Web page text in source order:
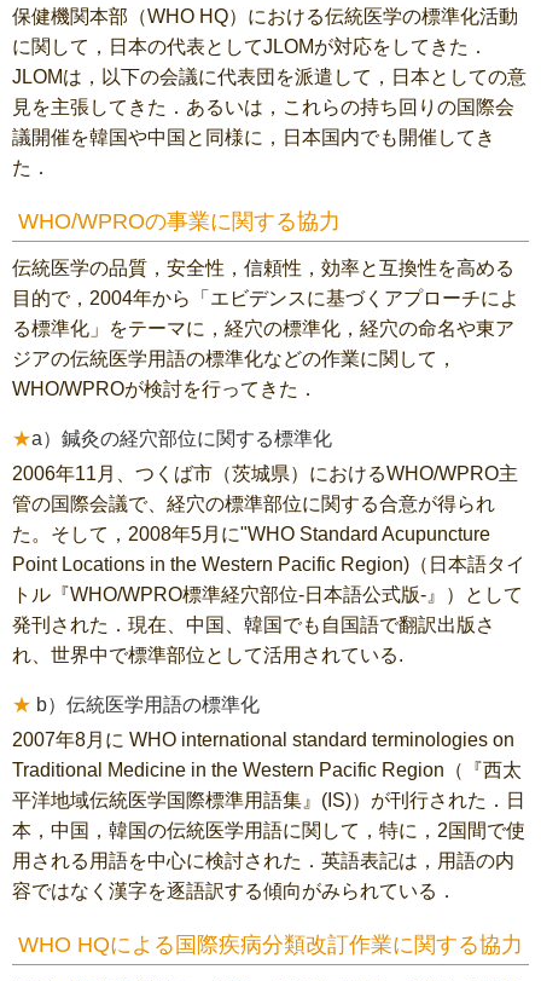
保健機関本部（WHO HQ）における伝統医学の標準化活動
に関して，日本の代表としてJLOMが対応をしてきた．
JLOMは，以下の会議に代表団を派遣して，日本としての意
見を主張してきた．あるいは，これらの持ち回りの国際会
議開催を韓国や中国と同様に，日本国内でも開催してき
た．
WHO/WPROの事業に関する協力
伝統医学の品質，安全性，信頼性，効率と互換性を高める
目的で，2004年から「エビデンスに基づくアプローチによ
る標準化」をテーマに，経穴の標準化，経穴の命名や東ア
ジアの伝統医学用語の標準化などの作業に関して，
WHO/WPROが検討を行ってきた．
a）鍼灸の経穴部位に関する標準化
2006年11月、つくば市（茨城県）におけるWHO/WPRO主
管の国際会議で、経穴の標準部位に関する合意が得られ
た。そして，2008年5月に"WHO Standard Acupuncture
Point Locations in the Western Pacific Region)（日本語タイ
トル『WHO/WPRO標準経穴部位-日本語公式版-』）として
発刊された．現在、中国、韓国でも自国語で翻訳出版さ
れ、世界中で標準部位として活用されている.
b）伝統医学用語の標準化
2007年8月に WHO international standard terminologies on
Traditional Medicine in the Western Pacific Region（『西太
平洋地域伝統医学国際標準用語集』(IS)）が刊行された．日
本，中国，韓国の伝統医学用語に関して，特に，2国間で使
用される用語を中心に検討された．英語表記は，用語の内
容ではなく漢字を逐語訳する傾向がみられている．
WHO HQによる国際疾病分類改訂作業に関する協力